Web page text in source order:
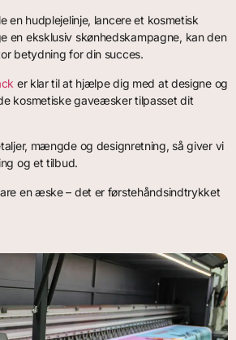
en hudplejelinje, lancere et kosmetisk
en eksklusiv skønhedskampagne, kan den
betydning for din succes.
er klar til at hjælpe dig med at designe og
kosmetiske gaveæsker tilpasset dit
mængde og designretning, så giver vi
og et tilbud.
en æske – det er førstehåndsindtrykket